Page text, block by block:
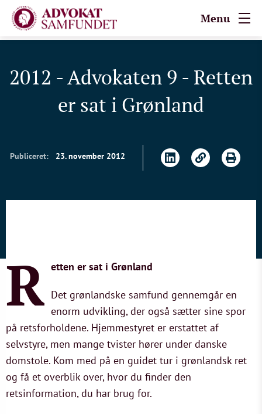
Menu
2012 - Advokaten 9 - Retten
er sat i Grønland
Publiceret: 23. november 2012
R etten er sat i Grønland
Det grønlandske samfund gennemgår en
enorm udvikling, der også sætter sine spor
på retsforholdene. Hjemmestyret er erstattet af
selvstyre, men mange tvister hører under danske
domstole. Kom med på en guidet tur i grønlandsk ret
og få et overblik over, hvor du finder den
retsinformation, du har brug for.